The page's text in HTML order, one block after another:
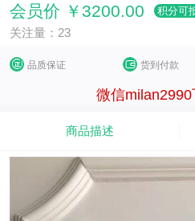
会员价 ￥3200.00 积分可
关注量：23
品质保证 货到付款
微信
商品描述